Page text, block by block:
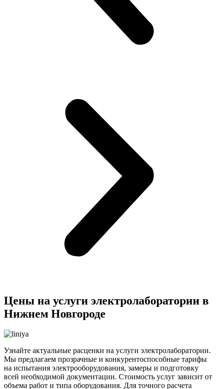
Цены на услуги электролаборатории в
Нижнем Новгороде
Узнайте актуальные расценки на услуги электролаборатории.
Мы предлагаем прозрачные и конкурентоспособные тарифы
на испытания электрооборудования, замеры и подготовку
всей необходимой документации. Стоимость услуг зависит от
объема работ и типа оборудования. Для точного расчета